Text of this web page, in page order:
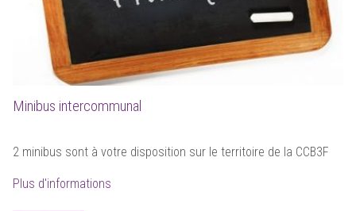
Minibus intercommunal
2 minibus sont à votre disposition sur le territoire de la CCB3F
Plus d'informations